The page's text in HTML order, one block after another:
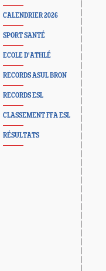
CALENDRIER 2026
SPORT SANTÉ
ECOLE D'ATHLÉ
RECORDS ASUL BRON
RECORDS ESL
CLASSEMENT FFA ESL
RÉSULTATS